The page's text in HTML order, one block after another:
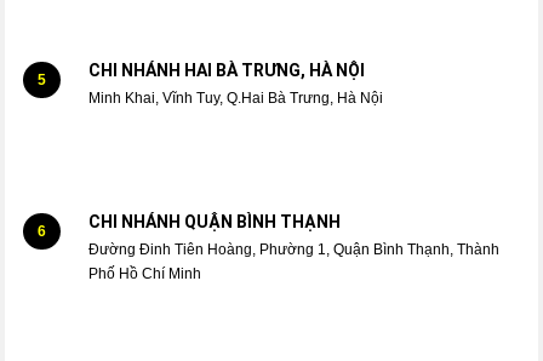
5 CHI NHÁNH HAI BÀ TRƯNG, HÀ NỘI
Minh Khai, Vĩnh Tuy, Q.Hai Bà Trưng, Hà Nội
6 CHI NHÁNH QUẬN BÌNH THẠNH
Đường Đinh Tiên Hoàng, Phường 1, Quận Bình Thạnh, Thành
Phố Hồ Chí Minh